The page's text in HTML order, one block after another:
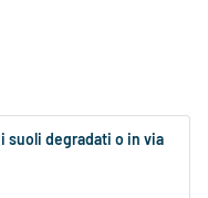
suoli degradati o in via